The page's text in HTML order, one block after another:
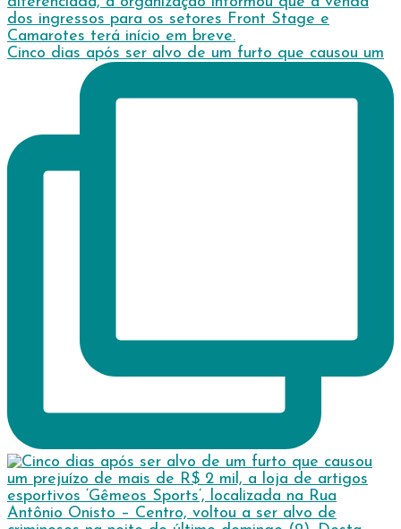
Cinco dias após ser alvo de um furto que causou um